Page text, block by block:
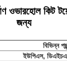
ওভারহোল কিট
জন্য
বিভিন্ন
ইউপিএস,